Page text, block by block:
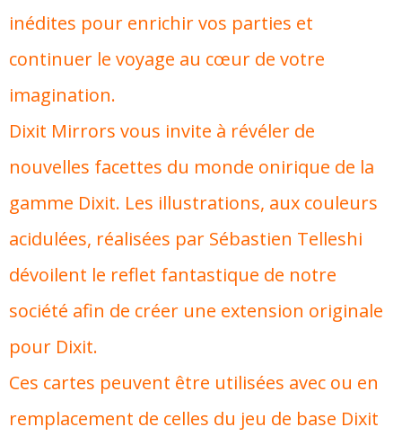
inédites pour enrichir vos parties et
continuer le voyage au cœur de votre
imagination.
Dixit Mirrors vous invite à révéler de
nouvelles facettes du monde onirique de la
gamme Dixit. Les illustrations, aux couleurs
acidulées, réalisées par Sébastien Telleshi
dévoilent le reflet fantastique de notre
société afin de créer une extension originale
pour Dixit.
Ces cartes peuvent être utilisées avec ou en
remplacement de celles du jeu de base Dixit